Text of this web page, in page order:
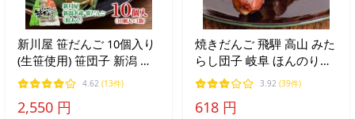
新川屋 笹だんご 10個入り
(生笹使用) 笹団子 新潟 土
産 スイーツ 新潟 お土産
爆買 お中元 御中元 ギフト
2026
4.62 (13件)
2,550 円
焼きだんご 飛騨 高山 みた
らし団子 岐阜 ほんのり甘
い しょうゆ焼き団子 木や
5本入 ご当地 (ポスト投
函-1)
3.92 (39件)
618 円